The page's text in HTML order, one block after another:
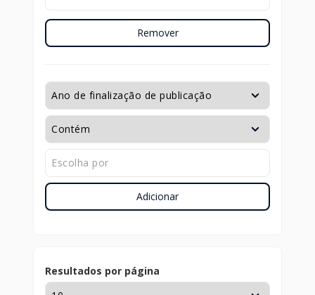
Remover
Adicionar
Resultados por página